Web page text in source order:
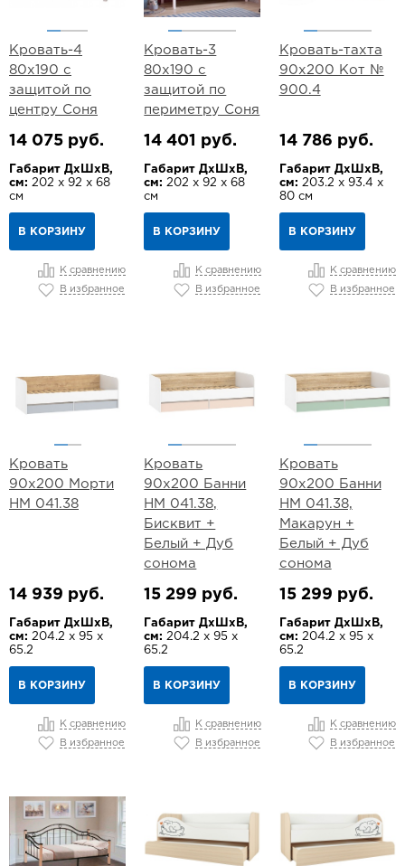
Кровать-4
80х190 с
защитой по
центру Соня
14 075 руб.
Габарит ДхШхВ,
см: 202 х 92 х 68
см
В КОРЗИНУ
К сравнению
В избранное
Кровать-3
80х190 с
защитой по
периметру Соня
14 401 руб.
Габарит ДхШхВ,
см: 202 х 92 х 68
см
В КОРЗИНУ
К сравнению
В избранное
Кровать-тахта
90х200 Кот №
900.4
14 786 руб.
Габарит ДхШхВ,
см: 203.2 х 93.4 х
80 см
В КОРЗИНУ
К сравнению
В избранное
Кровать
90х200 Морти
НМ 041.38
14 939 руб.
Габарит ДхШхВ,
см: 204.2 х 95 х
65.2
В КОРЗИНУ
К сравнению
В избранное
Кровать
90х200 Банни
НМ 041.38,
Бисквит +
Белый + Дуб
сонома
15 299 руб.
Габарит ДхШхВ,
см: 204.2 х 95 х
65.2
В КОРЗИНУ
К сравнению
В избранное
Кровать
90х200 Банни
НМ 041.38,
Макарун +
Белый + Дуб
сонома
15 299 руб.
Габарит ДхШхВ,
см: 204.2 х 95 х
65.2
В КОРЗИНУ
К сравнению
В избранное